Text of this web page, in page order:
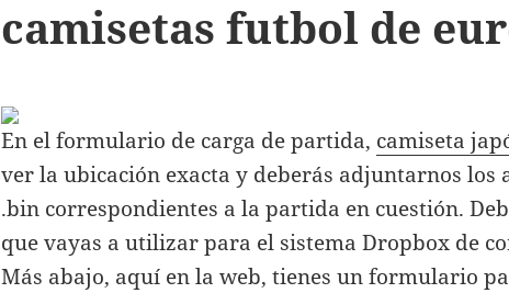
camisetas futbol de
En el formulario de carga de partida, camiseta
ver la ubicación exacta y deberás adjuntarnos los
.bin correspondientes a la partida en cuestión.
que vayas a utilizar para el sistema Dropbox de
Más abajo, aquí en la web, tienes un formulario